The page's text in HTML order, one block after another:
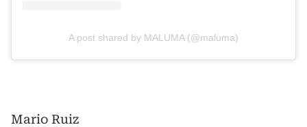
A post shared by MALUMA (@maluma)
Mario Ruiz